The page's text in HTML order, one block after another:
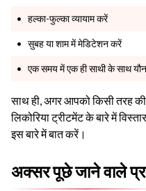
हल्का-फुल्का व्यायाम करें
सुबह या शाम में मेडिटेशन करें
एक समय में एक ही साथी के साथ
साथ ही, अगर आपको किसी तरह
लिकोरिया ट्रीटमेंट के बारे में
इस बारे में बात करें।
अक्सर पूछे जाने वाले